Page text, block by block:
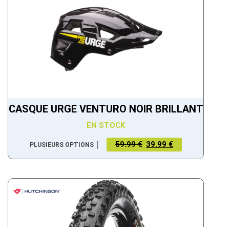
CASQUE URGE VENTURO NOIR BRILLANT
EN STOCK
PLUSIEURS OPTIONS 59.99 € 39.99 €